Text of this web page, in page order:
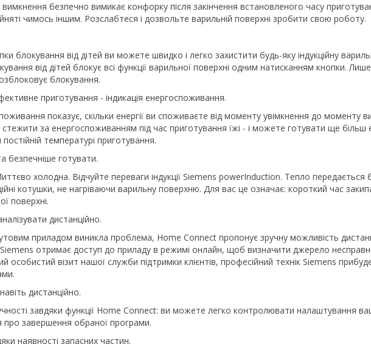
безпечно вимикає конфорку після закінчення встановленого часу
чимось іншим. Розслабтеся і дозвольте варильній поверхні зробити свою роботу.
блокування від дітей ви можете швидко і легко захистити будь-яку індукційну
від дітей блокує всі функції варильної поверхні одним натисканням кнопки.
блокування.
приготування - індикація енергоспоживання.
показує, скільки енергії ви споживаєте від моменту увімкнення до моменту
за енергоспоживанням під час приготування їжі - і можете готувати ще
температурі приготування.
безпечніше готувати.
холодна. Відчуйте переваги індукції Siemens powerInduction. Тепло передається
котушки, не нагріваючи варильну поверхню. Для вас це означає: короткий час
поверхні.
дистанційно.
приладом виникла проблема, Home Connect пропонує зручну можливість
Siemens отримає доступ до приладу в режимі онлайн, щоб визначити джерело
особистий візит нашої служби підтримки клієнтів, професійний технік Siemens
дистанційно.
завдяки функції Home Connect: ви можете легко контролювати налаштування
про завершення обраної програми.
наявності запасних частин.